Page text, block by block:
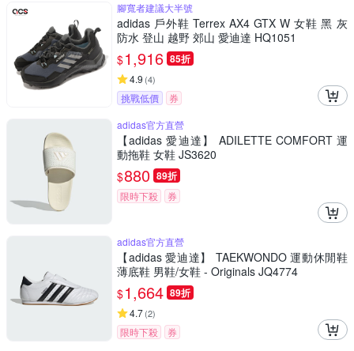
腳寬者建議大半號
adidas 戶外鞋 Terrex AX4 GTX W 女鞋 黑 灰
防水 登山 越野 郊山 愛迪達 HQ1051
$1,916 85折
4.9 (4)
挑戰低價
券
adidas官方直營
【adidas 愛迪達】 ADILETTE COMFORT 運
動拖鞋 女鞋 JS3620
$880 89折
限時下殺 券
adidas官方直營
【adidas 愛迪達】 TAEKWONDO 運動休閒鞋
薄底鞋 男鞋/女鞋 - Originals JQ4774
$1,664 89折
4.7(2)
限時下殺
券